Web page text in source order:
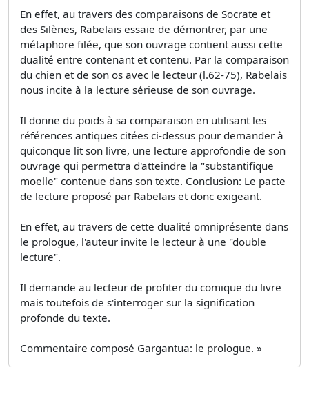
En effet, au travers des comparaisons de Socrate et
des Silènes, Rabelais essaie de démontrer, par une
métaphore filée, que son ouvrage contient aussi cette
dualité entre contenant et contenu. Par la comparaison
du chien et de son os avec le lecteur (l.62-75), Rabelais
nous incite à la lecture sérieuse de son ouvrage.
Il donne du poids à sa comparaison en utilisant les
références antiques citées ci-dessus pour demander à
quiconque lit son livre, une lecture approfondie de son
ouvrage qui permettra d'atteindre la "substantifique
moelle" contenue dans son texte. Conclusion: Le pacte
de lecture proposé par Rabelais et donc exigeant.
En effet, au travers de cette dualité omniprésente dans
le prologue, l'auteur invite le lecteur à une "double
lecture".
Il demande au lecteur de profiter du comique du livre
mais toutefois de s'interroger sur la signification
profonde du texte.
Commentaire composé Gargantua: le prologue. »